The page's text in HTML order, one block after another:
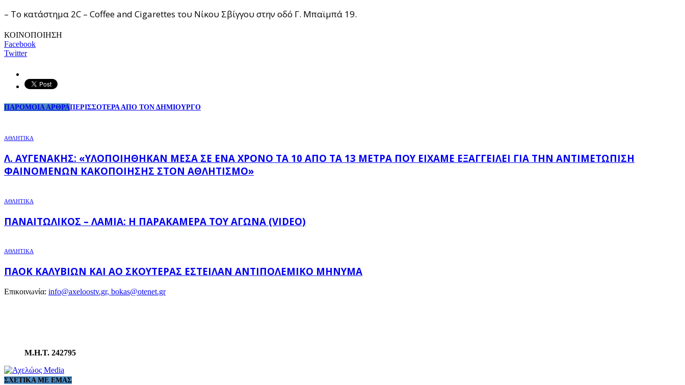
– Το κατάστημα 2C – Coffee and Cigarettes του Νίκου Σβίγγου στην οδό Γ. Μπαϊμπά 19.
ΚΟΙΝΟΠΟΙΗΣΗ
Facebook
Twitter
ΠΑΡΟΜΟΙΑ ΑΡΘΡΑΠΕΡΙΣΣΟΤΕΡΑ ΑΠΟ ΤΟΝ ΔΗΜΙΟΥΡΓΟ
ΑΘΛΗΤΙΚΑ
Λ. ΑΥΓΕΝΆΚΗΣ: «ΥΛΟΠΟΙΉΘΗΚΑΝ ΜΈΣΑ ΣΕ ΈΝΑ ΧΡΌΝΟ ΤΑ 10 ΑΠΌ ΤΑ 13 ΜΈΤΡΑ ΠΟΥ ΕΊΧΑΜΕ ΕΞΑΓΓΕΊΛΕΙ ΓΙΑ ΤΗΝ ΑΝΤΙΜΕΤΏΠΙΣΗ
ΦΑΙΝΟΜΈΝΩΝ ΚΑΚΟΠΟΊΗΣΗΣ ΣΤΟΝ ΑΘΛΗΤΙΣΜΌ»
ΑΘΛΗΤΙΚΑ
ΠΑΝΑΙΤΩΛΙΚΌΣ – ΛΑΜΊΑ: Η ΠΑΡΑΚΆΜΕΡΑ ΤΟΥ ΑΓΏΝΑ (VIDEO)
ΑΘΛΗΤΙΚΑ
ΠΑΟΚ ΚΑΛΥΒΊΩΝ ΚΑΙ ΑΟ ΣΚΟΥΤΕΡΆΣ ΈΣΤΕΙΛΑΝ ΑΝΤΙΠΟΛΕΜΙΚΌ ΜΉΝΥΜΑ
Επικοινωνία: info@axeloostv.gr, bokas@otenet.gr
Μ.Η.Τ. 242795
ΣΧΕΤΙΚΆ ΜΕ ΕΜΆΣ